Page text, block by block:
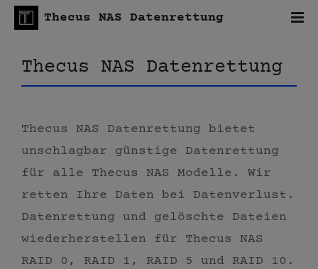
Thecus NAS Datenrettung
Thecus NAS Datenrettung
Thecus NAS Datenrettung bietet
unschlagbar günstige Datenrettung
für alle Thecus NAS Modelle. Wir
retten Ihre Daten bei Datenverlust.
Datenrettung und gelöschte Dateien
wiederherstellen für Thecus NAS
RAID 0, RAID 1, RAID 5 und RAID 10.